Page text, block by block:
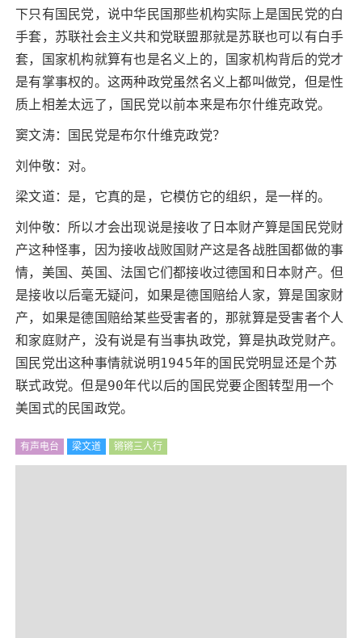
下只有国民党，说中华民国那些机构实际上是国民党的白
手套，苏联社会主义共和党联盟那就是苏联也可以有白手
套，国家机构就算有也是名义上的，国家机构背后的党才
是有掌事权的。这两种政党虽然名义上都叫做党，但是性
质上相差太远了，国民党以前本来是布尔什维克政党。
窦文涛：国民党是布尔什维克政党？
刘仲敬：对。
梁文道：是，它真的是，它模仿它的组织，是一样的。
刘仲敬：所以才会出现说是接收了日本财产算是国民党财
产这种怪事，因为接收战败国财产这是各战胜国都做的事
情，美国、英国、法国它们都接收过德国和日本财产。但
是接收以后毫无疑问，如果是德国赔给人家，算是国家财
产，如果是德国赔给某些受害者的，那就算是受害者个人
和家庭财产，没有说是有当事执政党，算是执政党财产。
国民党出这种事情就说明1945年的国民党明显还是个苏
联式政党。但是90年代以后的国民党要企图转型用一个
美国式的民国政党。
有声电台 梁文道 锵锵三人行